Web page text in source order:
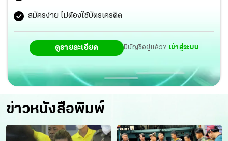
สมัครง่าย ไม่ต้องใช้บัตรเครดิต
ดูรายละเอียด มีบัญชีอยู่แล้ว? เข้าสู่ระบบ
ข่าวหนังสือพิมพ์